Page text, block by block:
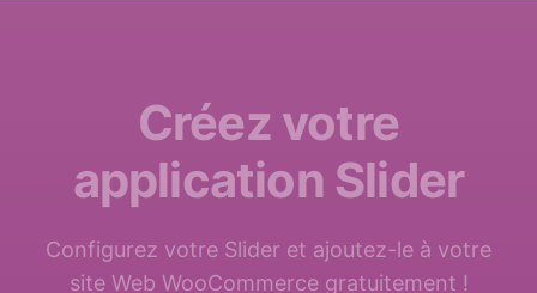
Créez votre
application Slider
Configurez votre Slider et ajoutez-le à votre
site Web WooCommerce gratuitement !